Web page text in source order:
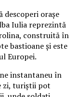
descoperi orașe
Iulia reprezintă
construită în
bastioane și este
Europei.
instantaneu în
zi, turiștii pot